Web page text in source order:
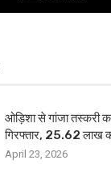
ओड़िशा से गांजा तस्करी
गिरफ्तार, 25.62 लाख
April 23, 2026